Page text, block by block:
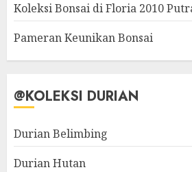
Koleksi Bonsai di Floria 2010
Pameran Keunikan Bonsai
@KOLEKSI DURIAN
Durian Belimbing
Durian Hutan